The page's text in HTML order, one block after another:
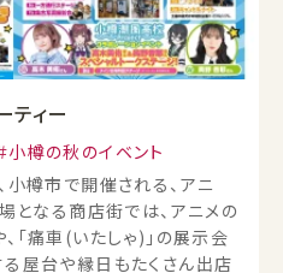
ティー
小樽の秋のイベント
小樽市で開催される、アニ
となる商店街では、アニメの
「痛車(いたしゃ)」の展示会
屋台や縁日もたくさん出店